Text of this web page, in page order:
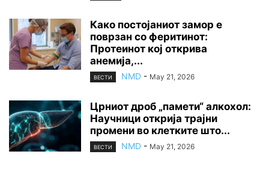
Како постојаниот замор е
поврзан со феритинот:
Протеинот кој открива
анемија,...
ВЕСТИ NMD - May 21, 2026
Црниот дроб „памети“ алкохол:
Научници открија трајни
промени во клетките што...
ВЕСТИ NMD - May 21, 2026